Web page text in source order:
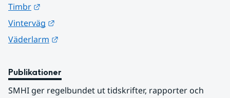
Timbr
Vinterväg
Väderlarm
Publikationer
SMHI ger regelbundet ut tidskrifter, rapporter och